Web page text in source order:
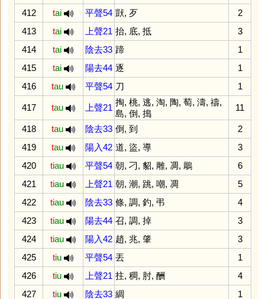
412
tai 平聲54 獃, 歹
2
413
tai 上聲21 抬, 底, 抵
3
414
tai 陰去33 蹄
1
415
tai 陽去44 逐
1
416
tau 平聲54 刀 1
417 tau 上聲21
掏, 桃, 逃, 淘, 陶, 萄, 濤, 禱,
島, 倒, 搗
11
418 tau 陰去33 倒, 到
2
419
tau 陽入42 道, 盜, 導
3
420
tiau 平聲54 朝, 刁, 貂, 雕, 凋, 鵰
6
421
tiau 上聲21 朝, 潮, 跳, 嘲, 凋
5
422
tiau 陰去33 條, 調, 釣, 弔
4
423
tiau 陽去44 召, 調, 掉
3
424
tiau 陽入42 趙, 兆, 肇
3
425
tiu 平聲54 丟
1
426
tiu 上聲21 拄, 稠, 肘, 酬
4
427
tiu 陰去33 綢 1